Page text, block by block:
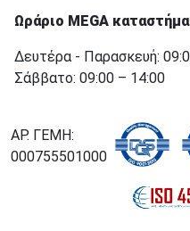
Ωράριο MEGA
Δευτέρα - Παρασκευή:
Σάββατο: 09:00 – 14:00
ΑΡ. ΓΕΜΗ:
000755501000